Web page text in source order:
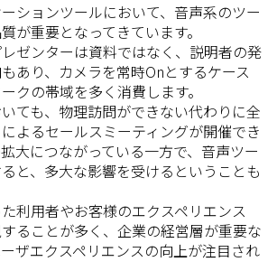
ションツールにおいて、音声系のツー
が重要となってきています。
ゼンターは資料ではなく、説明者の発
あり、カメラを常時Onとするケース
クの帯域を多く消費します。
ても、物理訪問ができない代わりに全
よるセールスミーティングが開催でき
大につながっている一方で、音声ツー
と、多大な影響を受けるということも
利用者やお客様のエクスペリエンス
することが多く、企業の経営層が重要な
ザエクスペリエンスの向上が注目され